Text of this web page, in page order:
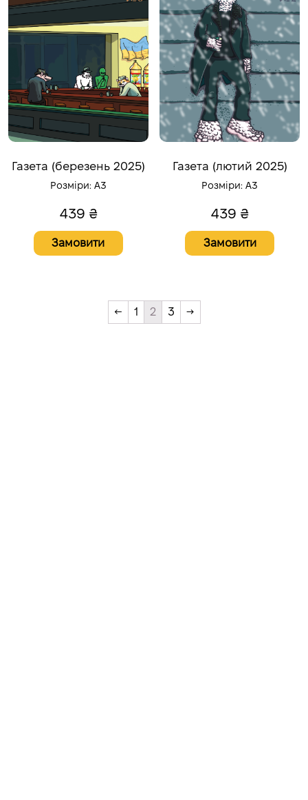
Газета (березень 2025)
Розміри: A3
439 ₴
Замовити
Газета (лютий 2025)
Розміри:A3
439₴
Замовити
← 1 2 3 →